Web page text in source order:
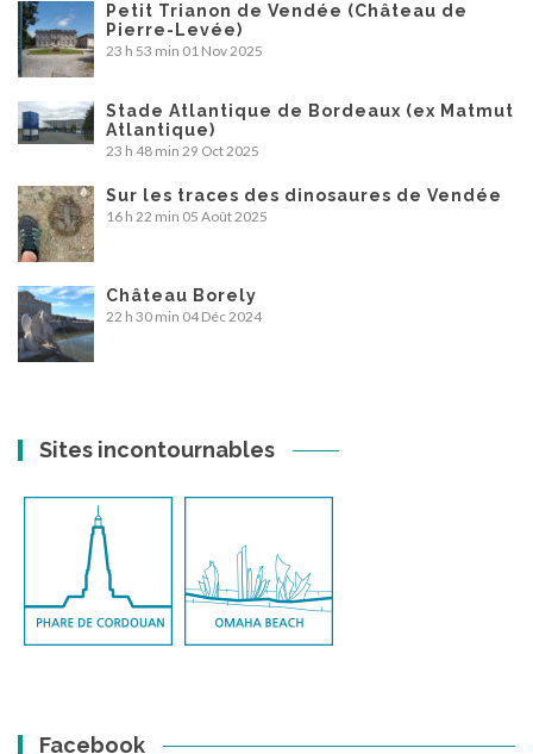
Petit Trianon de Vendée (Château de
Pierre-Levée)
23 h 53 min 01 Nov 2025
Stade Atlantique de Bordeaux (ex Matmut
Atlantique)
23 h 48 min 29 Oct 2025
Sur les traces des dinosaures de Vendée
16 h 22 min 05 Août 2025
Château Borely
22 h 30 min 04 Déc 2024
Sites incontournables
Facebook